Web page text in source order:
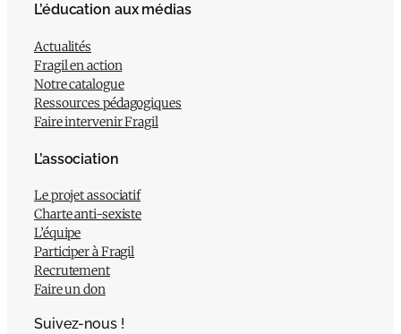
L’éducation aux médias
Actualités
Fragil en action
Notre catalogue
Ressources pédagogiques
Faire intervenir Fragil
L’association
Le projet associatif
Charte anti-sexiste
L’équipe
Participer à Fragil
Recrutement
Faire un don
Suivez-nous !